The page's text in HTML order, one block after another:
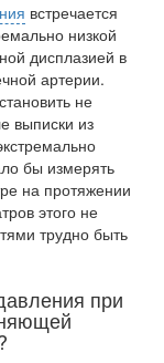
встречается
низкой
дисплазией в
артерии.
не
выписки из
бы измерять
на протяжении
этого не
труд­но быть
при